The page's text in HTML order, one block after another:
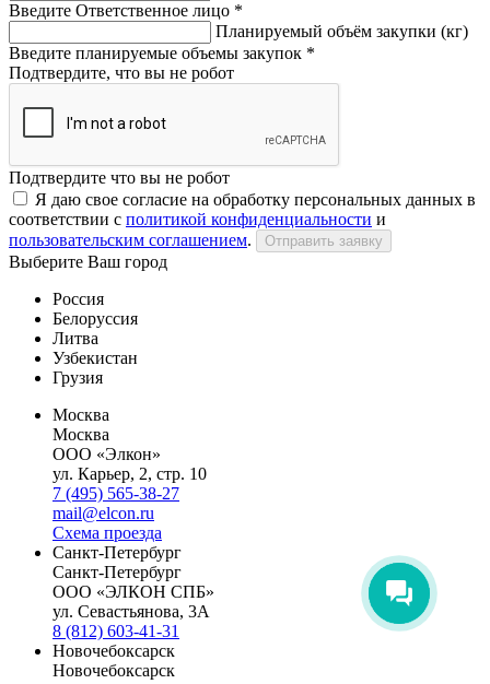
Введите Ответственное лицо *
Планируемый объём закупки (кг)
Введите планируемые объемы закупок *
Подтвердите, что вы не робот
Подтвердите что вы не робот
Я даю свое согласие на обработку персональных данных в
соответствии с политикой конфиденциальности и
пользовательским соглашением. Отправить заявку
Выберите Ваш город
Россия
Белоруссия
Литва
Узбекистан
Грузия
Москва
Москва
ООО «Элкон»
ул. Карьер, 2, стр. 10
7 (495) 565-38-27
mail@elcon.ru
Схема проезда
Санкт-Петербург
Санкт-Петербург
ООО «ЭЛКОН СПБ»
ул. Севастьянова, 3А
8 (812) 603-41-31
Новочебоксарск
Новочебоксарск